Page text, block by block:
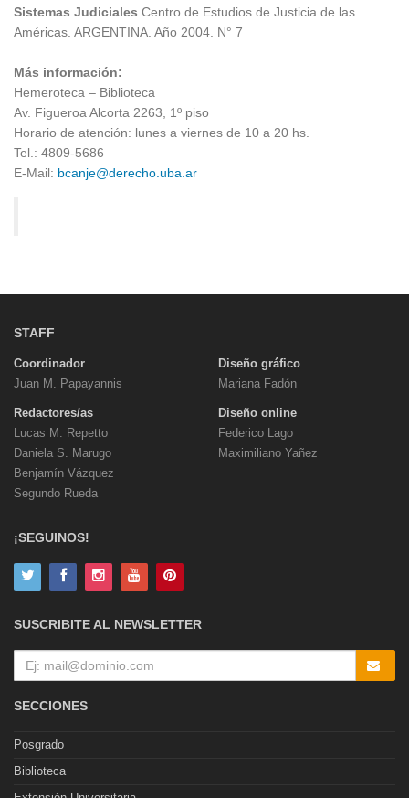
Sistemas Judiciales Centro de Estudios de Justicia de las
Américas. ARGENTINA. Año 2004. N° 7
Más información:
Hemeroteca – Biblioteca
Av. Figueroa Alcorta 2263, 1º piso
Horario de atención: lunes a viernes de 10 a 20 hs.
Tel.: 4809-5686
E-Mail: bcanje@derecho.uba.ar
STAFF
Coordinador
Juan M. Papayannis
Redactores/as
Lucas M. Repetto
Daniela S. Marugo
Benjamín Vázquez
Segundo Rueda
Diseño gráfico
Mariana Fadón
Diseño online
Federico Lago
Maximiliano Yañez
¡SEGUINOS!
SUSCRIBITE AL NEWSLETTER
SECCIONES
Posgrado
Biblioteca